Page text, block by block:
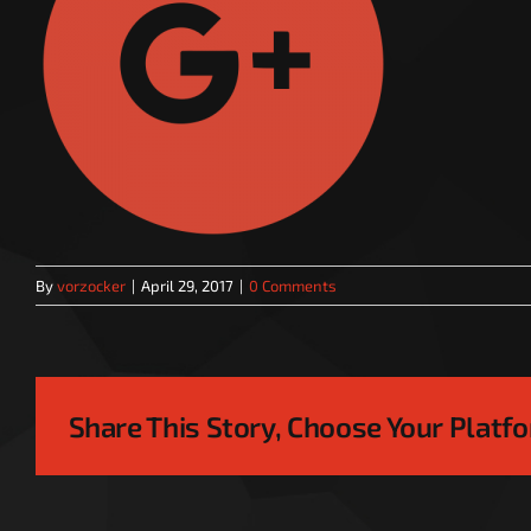
Byvorzocker | April 29, 2017 | 0 Comments
Share This Story, Choose Your